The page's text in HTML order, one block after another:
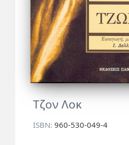
Τζον Λοκ
ISBN: 960-530-049-4